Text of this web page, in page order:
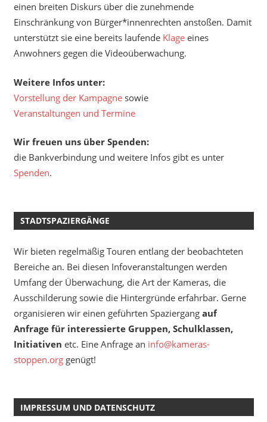
einen breiten Diskurs über die zunehmende
Einschränkung von Bürger*innenrechten anstoßen. Damit
unterstützt sie eine bereits laufende Klageeines
Anwohners gegen die Videoüberwachung.
Weitere Infos unter:
Vorstellung der Kampagne sowie
Veranstaltungen und Termine
Wir freuen uns über Spenden:
die Bankverbindung und weitere Infos gibt es unter
Spenden.
STADTSPAZIERGÄNGE
Wir bieten regelmäßig Touren entlang der beobachteten
Bereiche an. Bei diesen Infoveranstaltungen werden
Umfang der Überwachung, die Art der Kameras, die
Ausschilderung sowie die Hintergründe erfahrbar. Gerne
organisieren wir einen geführten Spaziergang auf
Anfrage für interessierte Gruppen, Schulklassen,
Initiativen etc. Eine Anfrage an info@kameras-
stoppen.orggenügt!
IMPRESSUM UND DATENSCHUTZ